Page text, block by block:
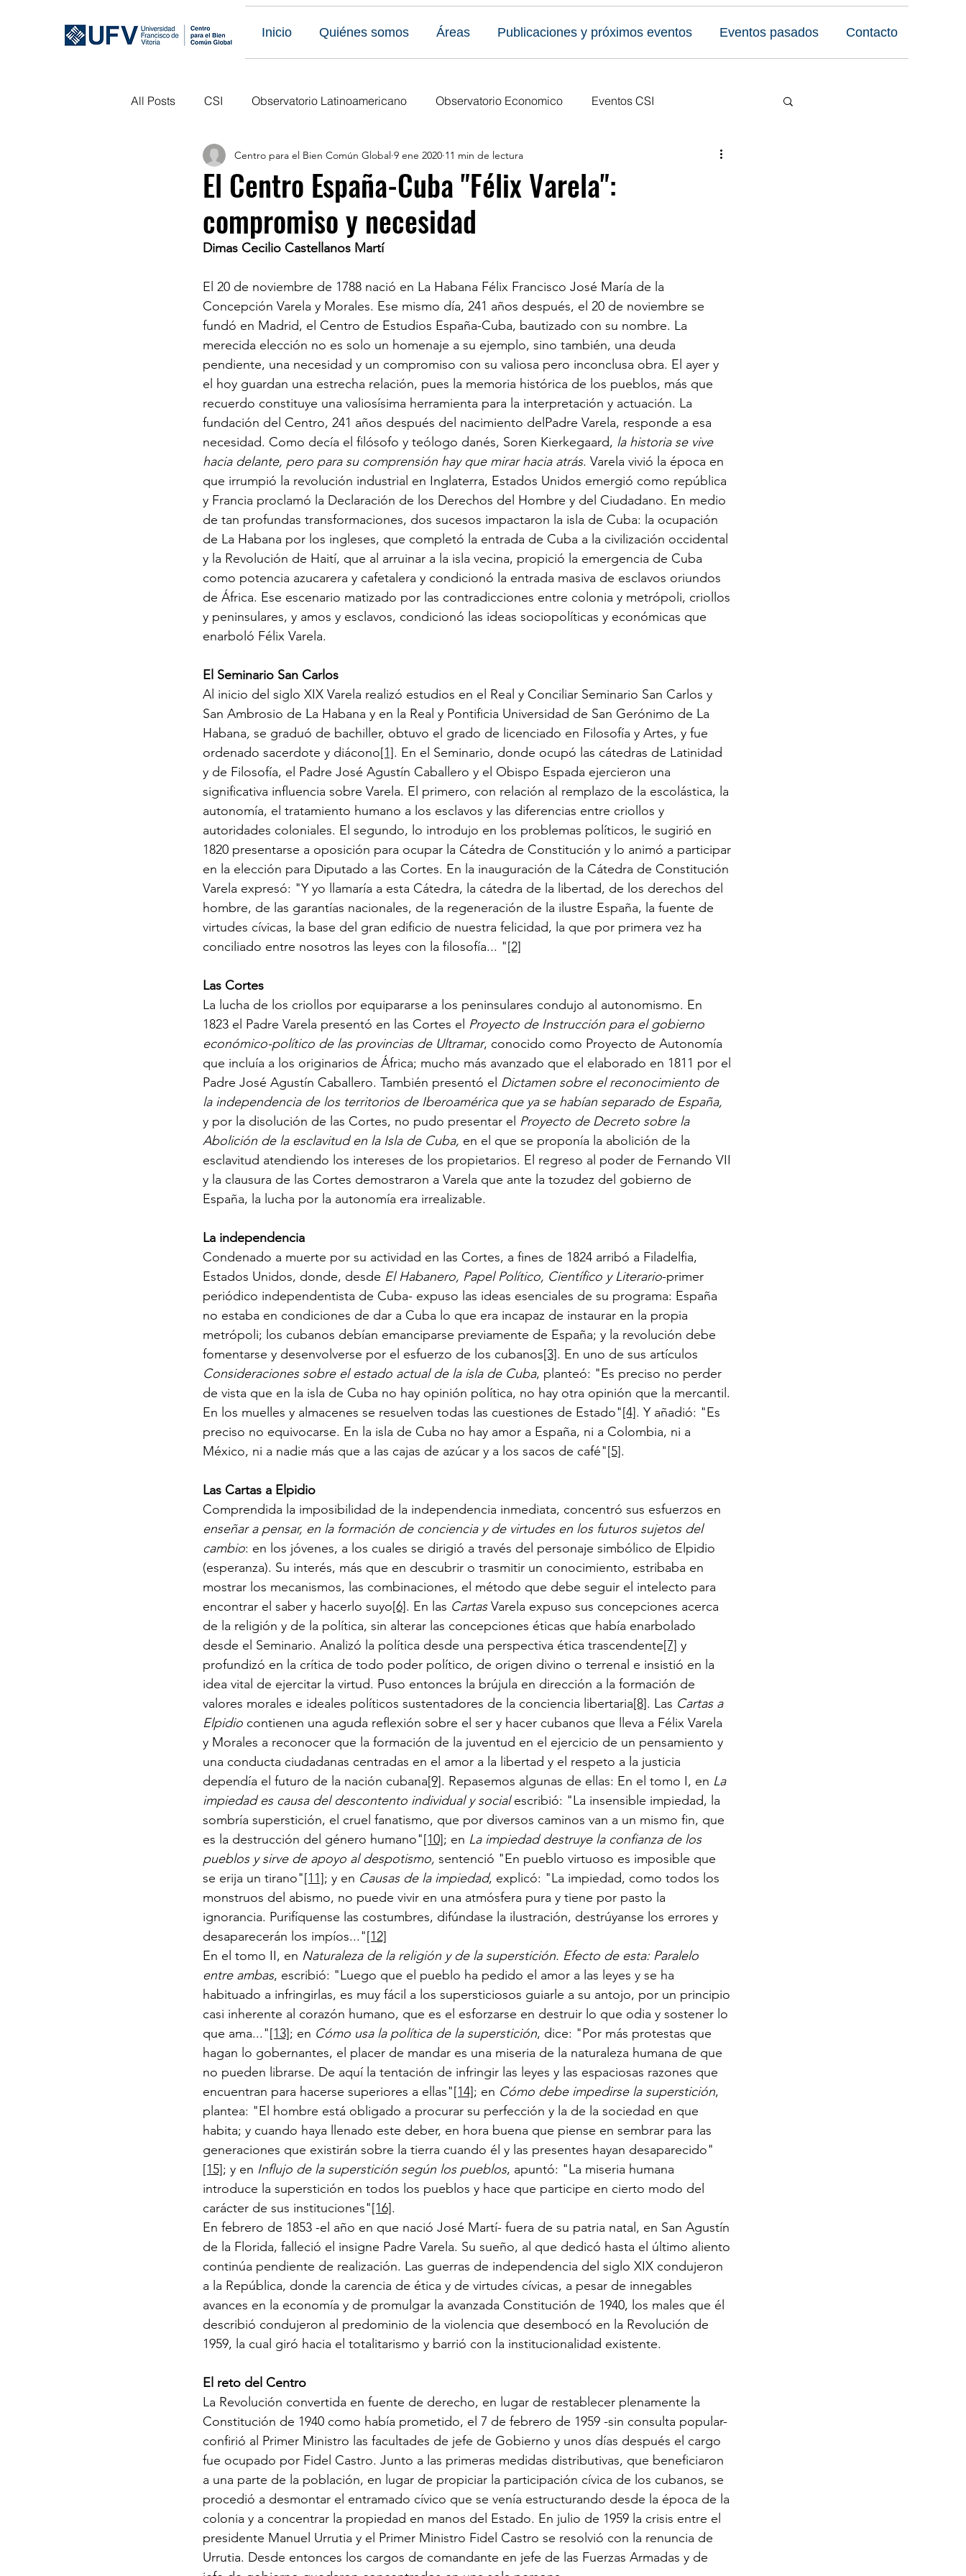
Inicio Quiénes somos Áreas Publicaciones y próximos eventos Eventos pasados Contacto
All Posts CSI Observatorio Latinoamericano Observatorio Economico Eventos CSI
Eventos Obs LATAM Publicaciones Todos los eventos Últimas publicaciones
Eventos Pasados Próximos Eventos Publicaciones del Foro
El Centro España-Cuba "Félix Varela":
compromiso y necesidad
Centro para el Bien Común Global 9 ene 2020 11 min de lectura
Dimas Cecilio Castellanos Martí
El 20 de noviembre de 1788 nació en La Habana Félix Francisco José María de la
Concepción Varela y Morales. Ese mismo día, 241 años después, el 20 de noviembre se
fundó en Madrid, el Centro de Estudios España-Cuba, bautizado con su nombre. La
merecida elección no es solo un homenaje a su ejemplo, sino también, una deuda
pendiente, una necesidad y un compromiso con su valiosa pero inconclusa obra. El ayer y
el hoy guardan una estrecha relación, pues la memoria histórica de los pueblos, más que
recuerdo constituye una valiosísima herramienta para la interpretación y actuación. La
fundación del Centro, 241 años después del nacimiento delPadre Varela, responde a esa
necesidad. Como decía el filósofo y teólogo danés, Soren Kierkegaard, la historia se vive
hacia delante, pero para su comprensión hay que mirar hacia atrás. Varela vivió la época en
que irrumpió la revolución industrial en Inglaterra, Estados Unidos emergió como república
y Francia proclamó la Declaración de los Derechos del Hombre y del Ciudadano. En medio
de tan profundas transformaciones, dos sucesos impactaron la isla de Cuba: la ocupación
de La Habana por los ingleses, que completó la entrada de Cuba a la civilización occidental
y la Revolución de Haití, que al arruinar a la isla vecina, propició la emergencia de Cuba
como potencia azucarera y cafetalera y condicionó la entrada masiva de esclavos oriundos
de África. Ese escenario matizado por las contradicciones entre colonia y metrópoli, criollos
y peninsulares, y amos y esclavos, condicionó las ideas sociopolíticas y económicas que
enarboló Félix Varela.
El Seminario San Carlos
Al inicio del siglo XIX Varela realizó estudios en el Real y Conciliar Seminario San Carlos y
San Ambrosio de La Habana y en la Real y Pontificia Universidad de San Gerónimo de La
Habana, se graduó de bachiller, obtuvo el grado de licenciado en Filosofía y Artes, y fue
ordenado sacerdote y diácono[1]. En el Seminario, donde ocupó las cátedras de Latinidad
y de Filosofía, el Padre José Agustín Caballero y el Obispo Espada ejercieron una
significativa influencia sobre Varela. El primero, con relación al remplazo de la escolástica, la
autonomía, el tratamiento humano a los esclavos y las diferencias entre criollos y
autoridades coloniales. El segundo, lo introdujo en los problemas políticos, le sugirió en
1820 presentarse a oposición para ocupar la Cátedra de Constitución y lo animó a participar
en la elección para Diputado a las Cortes. En la inauguración de la Cátedra de Constitución
Varela expresó: "Y yo llamaría a esta Cátedra, la cátedra de la libertad, de los derechos del
hombre, de las garantías nacionales, de la regeneración de la ilustre España, la fuente de
virtudes cívicas, la base del gran edificio de nuestra felicidad, la que por primera vez ha
conciliado entre nosotros las leyes con la filosofía... "[2]
Las Cortes
La lucha de los criollos por equipararse a los peninsulares condujo al autonomismo. En
1823 el Padre Varela presentó en las Cortes el Proyecto de Instrucción para el gobierno
económico-político de las provincias de Ultramar, conocido como Proyecto de Autonomía
que incluía a los originarios de África; mucho más avanzado que el elaborado en 1811 por el
Padre José Agustín Caballero. También presentó el Dictamen sobre el reconocimiento de
la independencia de los territorios de Iberoamérica que ya se habían separado de España,
y por la disolución de las Cortes, no pudo presentar el Proyecto de Decreto sobre la
Abolición de la esclavitud en la Isla de Cuba, en el que se proponía la abolición de la
esclavitud atendiendo los intereses de los propietarios. El regreso al poder de Fernando VII
y la clausura de las Cortes demostraron a Varela que ante la tozudez del gobierno de
España, la lucha por la autonomía era irrealizable.
La independencia
Condenado a muerte por su actividad en las Cortes, a fines de 1824 arribó a Filadelfia,
Estados Unidos, donde, desde El Habanero, Papel Político, Científico y Literario-primer
periódico independentista de Cuba- expuso las ideas esenciales de su programa: España
no estaba en condiciones de dar a Cuba lo que era incapaz de instaurar en la propia
metrópoli; los cubanos debían emanciparse previamente de España; y la revolución debe
fomentarse y desenvolverse por el esfuerzo de los cubanos[3]. En uno de sus artículos
Consideraciones sobre el estado actual de la isla de Cuba, planteó: "Es preciso no perder
de vista que en la isla de Cuba no hay opinión política, no hay otra opinión que la mercantil.
En los muelles y almacenes se resuelven todas las cuestiones de Estado"[4]. Y añadió: "Es
preciso no equivocarse. En la isla de Cuba no hay amor a España, ni a Colombia, ni a
México, ni a nadie más que a las cajas de azúcar y a los sacos de café"[5].
Las Cartas a Elpidio
Comprendida la imposibilidad de la independencia inmediata, concentró sus esfuerzos en
enseñar a pensar, en la formación de conciencia y de virtudes en los futuros sujetos del
cambio: en los jóvenes, a los cuales se dirigió a través del personaje simbólico de Elpidio
(esperanza). Su interés, más que en descubrir o trasmitir un conocimiento, estribaba en
mostrar los mecanismos, las combinaciones, el método que debe seguir el intelecto para
encontrar el saber y hacerlo suyo[6]. En las Cartas Varela expuso sus concepciones acerca
de la religión y de la política, sin alterar las concepciones éticas que había enarbolado
desde el Seminario. Analizó la política desde una perspectiva ética trascendente[7] y
profundizó en la crítica de todo poder político, de origen divino o terrenal e insistió en la
idea vital de ejercitar la virtud. Puso entonces la brújula en dirección a la formación de
valores morales e ideales políticos sustentadores de la conciencia libertaria[8]. Las Cartas a
Elpidio contienen una aguda reflexión sobre el ser y hacer cubanos que lleva a Félix Varela
y Morales a reconocer que la formación de la juventud en el ejercicio de un pensamiento y
una conducta ciudadanas centradas en el amor a la libertad y el respeto a la justicia
dependía el futuro de la nación cubana[9]. Repasemos algunas de ellas: En el tomo I, en La
impiedad es causa del descontento individual y social escribió: "La insensible impiedad, la
sombría superstición, el cruel fanatismo, que por diversos caminos van a un mismo fin, que
es la destrucción del género humano"[10]; en La impiedad destruye la confianza de los
pueblos y sirve de apoyo al despotismo, sentenció "En pueblo virtuoso es imposible que
se erija un tirano"[11]; y en Causas de la impiedad, explicó: "La impiedad, como todos los
monstruos del abismo, no puede vivir en una atmósfera pura y tiene por pasto la
ignorancia. Purifíquense las costumbres, difúndase la ilustración, destrúyanse los errores y
desaparecerán los impíos..."[12]
En el tomo II, en Naturaleza de la religión y de la superstición. Efecto de esta: Paralelo
entre ambas, escribió: "Luego que el pueblo ha pedido el amor a las leyes y se ha
habituado a infringirlas, es muy fácil a los supersticiosos guiarle a su antojo, por un principio
casi inherente al corazón humano, que es el esforzarse en destruir lo que odia y sostener lo
que ama..."[13]; en Cómo usa la política de la superstición, dice: "Por más protestas que
hagan lo gobernantes, el placer de mandar es una miseria de la naturaleza humana de que
no pueden librarse. De aquí la tentación de infringir las leyes y las espaciosas razones que
encuentran para hacerse superiores a ellas"[14]; en Cómo debe impedirse la superstición,
plantea: "El hombre está obligado a procurar su perfección y la de la sociedad en que
habita; y cuando haya llenado este deber, en hora buena que piense en sembrar para las
generaciones que existirán sobre la tierra cuando él y las presentes hayan desaparecido"
[15]; y en Influjo de la superstición según los pueblos, apuntó: "La miseria humana
introduce la superstición en todos los pueblos y hace que participe en cierto modo del
carácter de sus instituciones"[16].
En febrero de 1853 -el año en que nació José Martí- fuera de su patria natal, en San Agustín
de la Florida, falleció el insigne Padre Varela. Su sueño, al que dedicó hasta el último aliento
continúa pendiente de realización. Las guerras de independencia del siglo XIX condujeron
a la República, donde la carencia de ética y de virtudes cívicas, a pesar de innegables
avances en la economía y de promulgar la avanzada Constitución de 1940, los males que él
describió condujeron al predominio de la violencia que desembocó en la Revolución de
1959, la cual giró hacia el totalitarismo y barrió con la institucionalidad existente.
El reto del Centro
La Revolución convertida en fuente de derecho, en lugar de restablecer plenamente la
Constitución de 1940 como había prometido, el 7 de febrero de 1959 -sin consulta popular-
confirió al Primer Ministro las facultades de jefe de Gobierno y unos días después el cargo
fue ocupado por Fidel Castro. Junto a las primeras medidas distributivas, que beneficiaron
a una parte de la población, en lugar de propiciar la participación cívica de los cubanos, se
procedió a desmontar el entramado cívico que se venía estructurando desde la época de la
colonia y a concentrar la propiedad en manos del Estado. En julio de 1959 la crisis entre el
presidente Manuel Urrutia y el Primer Ministro Fidel Castro se resolvió con la renuncia de
Urrutia. Desde entonces los cargos de comandante en jefe de las Fuerzas Armadas y de